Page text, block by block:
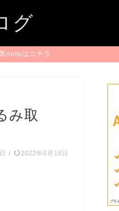
グ
noteはコチラ
み取
/ 2022年6月18日